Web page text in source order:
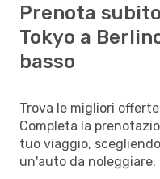
Prenota
Tokyo a
basso
Trova le migliori
Completa la
tuo viaggio,
un'auto da noleggiare.